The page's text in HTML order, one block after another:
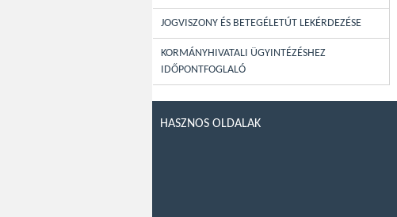
JOGVISZONY ÉS BETEGÉLETÚT LEKÉRDEZÉSE
KORMÁNYHIVATALI ÜGYINTÉZÉSHEZ
IDŐPONTFOGLALÓ
HASZNOS OLDALAK